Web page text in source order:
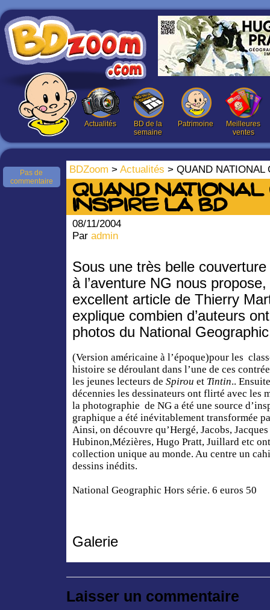
Actualités
BD de la
semaine
Patrimoine
Meilleures
ventes
BDZoom > Actualités > QUAND NATIONAL
Pas de
commentaire
QUAND NATIONAL
INSPIRE LA BD
08/11/2004
Par admin
Sous une très belle
à l’aventure NG nous
excellent article de Thierry
explique combien d’auteurs
photos du National
(Version américaine à l’époque)pour les
histoire se déroulant dans l’une de ces
les jeunes lecteurs de Spirou et Tintin..
décennies les dessinateurs ont flirté avec les
la photographie de NG a été une source
graphique a été inévitablement transformée
Ainsi, on découvre qu’Hergé, Jacobs,
Hubinon,Mézières, Hugo Pratt, Juillard etc
collection unique au monde. Au centre un
dessins inédits.
National Geographic Hors série. 6 euros 50
Galerie
Laisser un commentaire